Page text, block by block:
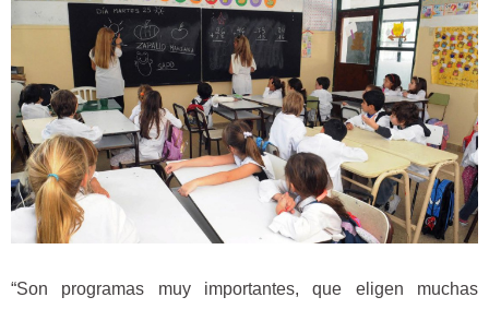
“Son programas muy importantes, que eligen muchas